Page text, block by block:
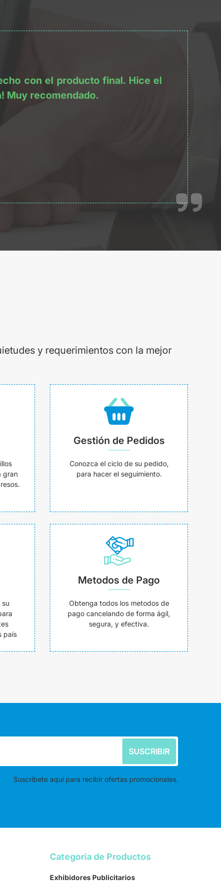
con el producto final. Hice el
Muy recomendado.
y requerimientos con la mejor
gran
Gestión de Pedidos
Conozca el ciclo de su pedido,
para hacer el seguimiento.
su
país
Metodos de Pago
Obtenga todos los metodos de
pago cancelando de forma ágil,
segura, y efectiva.
SUSCRIBIR
Suscríbete aquí para recibir ofertas promocionales.
Categoria de Productos
Exhibidores Publicitarios